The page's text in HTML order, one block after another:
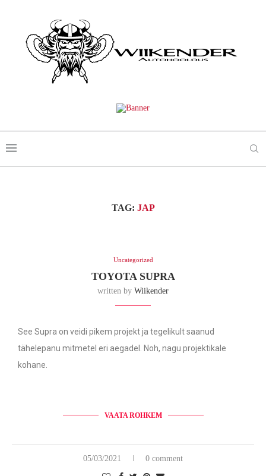
TAG: JAP
Uncategorized
TOYOTA SUPRA
written by Wiikender
See Supra on veidi pikem projekt ja tegelikult saanud
tähelepanu mitmetel eri aegadel. Noh, nagu projektikale
kohane.
VAATA ROHKEM
05/03/2021 0 comment